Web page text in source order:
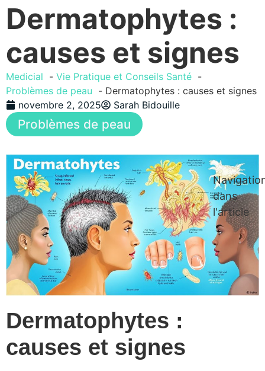
Dermatophytes :
causes et signes
Medicial
Vie Pratique et Conseils Santé
Problèmes de peau
Dermatophytes : causes et signes
novembre 2, 2025
Sarah Bidouille
Problèmes de peau
Dermatophytes :
causes et signes
dans
l'article